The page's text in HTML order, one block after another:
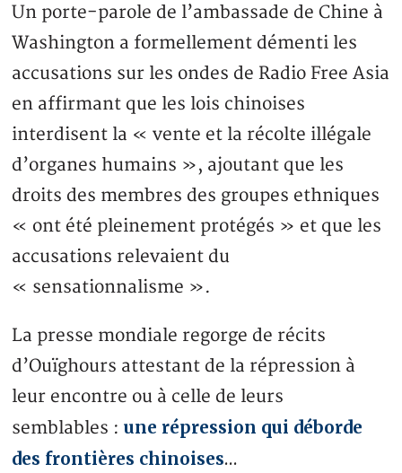
Un porte-parole de l’ambassade de Chine à
Washington a formellement démenti les
accusations sur les ondes de Radio Free Asia
en affirmant que les lois chinoises
interdisent la « vente et la récolte illégale
d’organes humains », ajoutant que les
droits des membres des groupes ethniques
« ont été pleinement protégés » et que les
accusations relevaient du
« sensationnalisme ».
La presse mondiale regorge de récits
d’Ouïghours attestant de la répression à
leur encontre ou à celle de leurs
semblables :une répression qui déborde
des frontières chinoises…